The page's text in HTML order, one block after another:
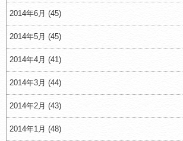
2014年6月 (45)
2014年5月 (45)
2014年4月 (41)
2014年3月 (44)
2014年2月 (43)
2014年1月 (48)